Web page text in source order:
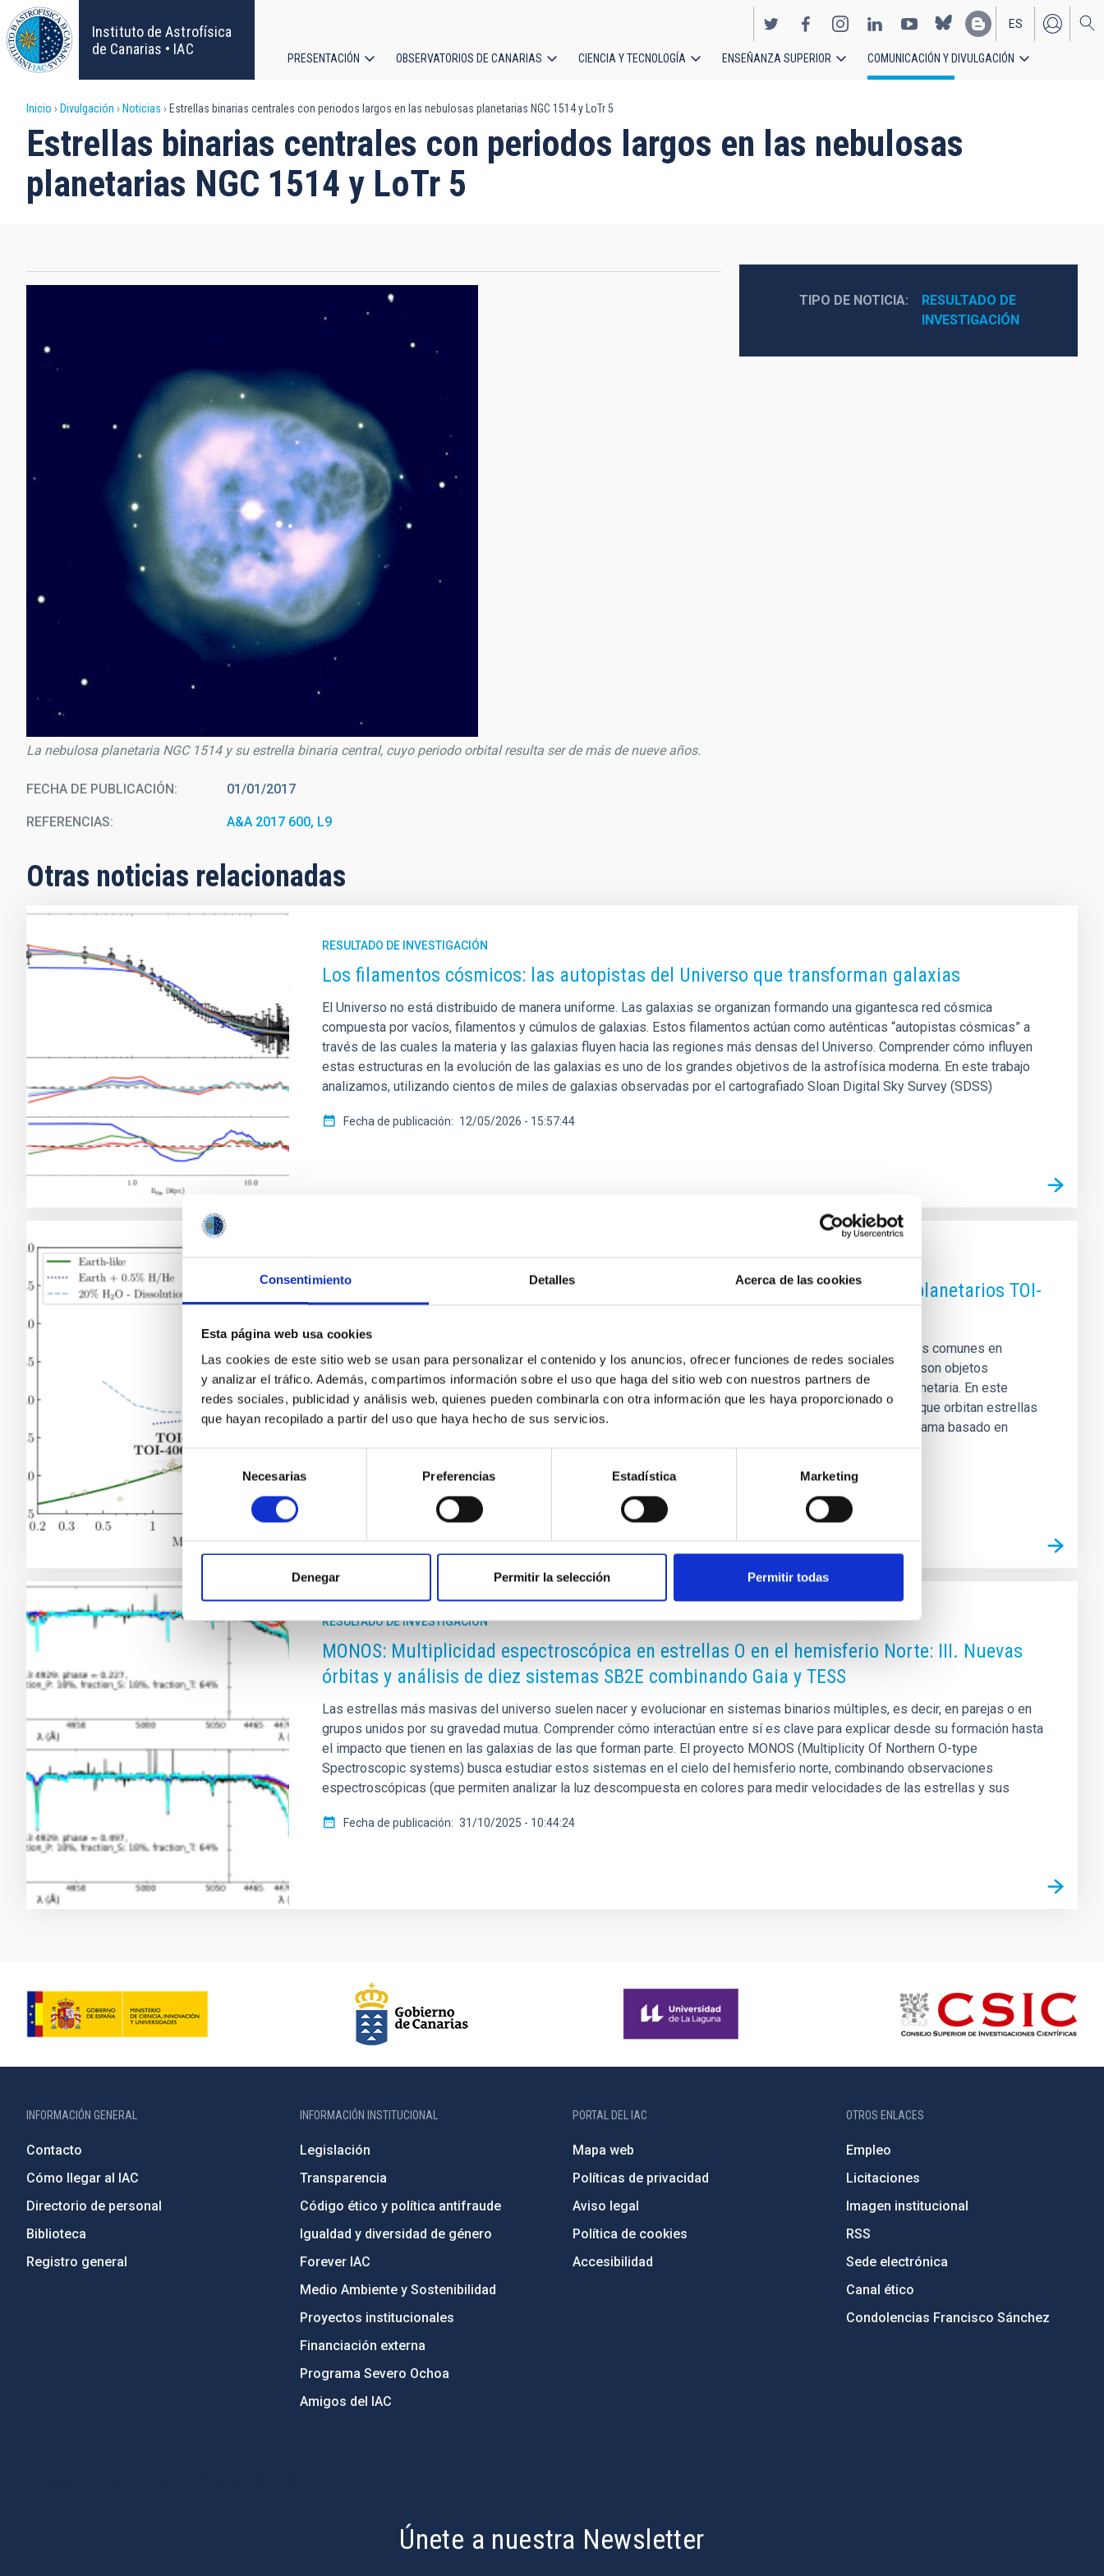
Consentimiento Detalles Acerca de las cookies
Esta página web usa cookies
Las cookies de este sitio web se usan para personalizar el contenido y los anuncios, ofrecer funciones de redes sociales
y analizar el tráfico. Además, compartimos información sobre el uso que haga del sitio web con nuestros partners de
redes sociales, publicidad y análisis web, quienes pueden combinarla con otra información que les haya proporcionado o
que hayan recopilado a partir del uso que haya hecho de sus servicios.
Selección
consentimiento
Necesarias Preferencias Estadística Marketing
Denegar Permitir la selección Permitir todas
Pasar
al
contenido
principal
Instituto de Astrofísica
de Canarias • IAC
EN
ES
principal
PRESENTACIÓN OBSERVATORIOS DE CANARIAS CIENCIA Y TECNOLOGÍA ENSEÑANZA SUPERIOR COMUNICACIÓN Y DIVULGACIÓN
Sobrescribir
enlaces
de
a
la
navegación
Inicio Divulgación Noticias Estrellas binarias centrales con periodos largos en las nebulosas planetarias NGC 1514 y LoTr 5
Estrellas binarias centrales con periodos largos en las nebulosas
planetarias NGC 1514 y LoTr 5
La nebulosa planetaria NGC 1514 y su estrella binaria central, cuyo periodo orbital resulta ser de más de nueve años.
FECHA DE PUBLICACIÓN 01/01/2017
REFERENCIAS A&A 2017 600, L9
TIPO DE NOTICIA
RESULTADO DE
INVESTIGACIÓN
Otras noticias relacionadas
RESULTADO DE INVESTIGACIÓN
Los filamentos cósmicos: las autopistas del Universo que transforman galaxias
El Universo no está distribuido de manera uniforme. Las galaxias se organizan formando una gigantesca red cósmica
compuesta por vacíos, filamentos y cúmulos de galaxias. Estos filamentos actúan como auténticas “autopistas cósmicas” a
través de las cuales la materia y las galaxias fluyen hacia las regiones más densas del Universo. Comprender cómo influyen
estas estructuras en la evolución de las galaxias es uno de los grandes objetivos de la astrofísica moderna. En este trabajo
analizamos, utilizando cientos de miles de galaxias observadas por el cartografiado Sloan Digital Sky Survey (SDSS)
Fecha de publicación 12/05/2026 - 15:57:44
RESULTADO DE INVESTIGACIÓN
Sub-Neptunos gemelos alrededor de estrellas hermanas: los sistemas exoplanetarios TOI-
Los sub-Neptunos — planetas más grandes que la Tierra pero más pequeños que Neptuno — son los más comunes en
nuestra galaxia, aunque están completamente ausentes de nuestro propio Sistema Solar. Por esa razón, son objetos
extremadamente interesantes para los astrónomos que buscan comprender la formación y evolución planetaria. En este
estudio, un proyecto internacional parte del programa THIRSTEE, caracterizamos dos de estos planetas que orbitan estrellas
pequeñas y frías (enanas M), muy similares entre sí, llamadas TOI-521 y TOI-912. THIRSTEE es un programa basado en
observaciones que
Fecha de publicación 18/02/2026 - 23:01:42
RESULTADO DE INVESTIGACIÓN
MONOS: Multiplicidad espectroscópica en estrellas O en el hemisferio Norte: III. Nuevas
órbitas y análisis de diez sistemas SB2E combinando Gaia y TESS
Las estrellas más masivas del universo suelen nacer y evolucionar en sistemas binarios múltiples, es decir, en parejas o en
grupos unidos por su gravedad mutua. Comprender cómo interactúan entre sí es clave para explicar desde su formación hasta
el impacto que tienen en las galaxias de las que forman parte. El proyecto MONOS (Multiplicity Of Northern O-type
Spectroscopic systems) busca estudiar estos sistemas en el cielo del hemisferio norte, combinando observaciones
espectroscópicas (que permiten analizar la luz descompuesta en colores para medir velocidades de las estrellas y sus
Fecha de publicación 31/10/2025 - 10:44:24
INFORMACIÓN GENERAL
Contacto
Cómo llegar al IAC
Directorio de personal
Biblioteca
Registro general
INFORMACIÓN INSTITUCIONAL
Legislación
Transparencia
Código ético y política antifraude
Igualdad y diversidad de género
Forever IAC
Medio Ambiente y Sostenibilidad
Proyectos institucionales
Financiación externa
Programa Severo Ochoa
Amigos del IAC
PORTAL DEL IAC
Mapa web
Políticas de privacidad
Aviso legal
Política de cookies
Accesibilidad
OTROS ENLACES
Empleo
Licitaciones
Imagen institucional
RSS
Sede electrónica
Canal ético
Condolencias Francisco Sánchez
Únete a nuestra Newsletter